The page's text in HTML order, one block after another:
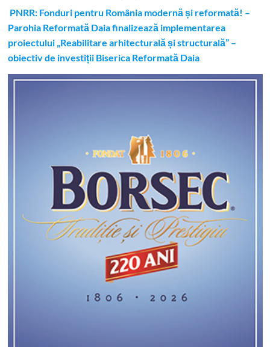
PNRR: Fonduri pentru România modernă și reformată! –
Parohia Reformată Daia finalizează implementarea
proiectului „Reabilitare arhitecturală și structurală” –
obiectiv de investiții Biserica Reformată Daia